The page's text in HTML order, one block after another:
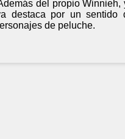
del propio
destaca por un
de peluche.